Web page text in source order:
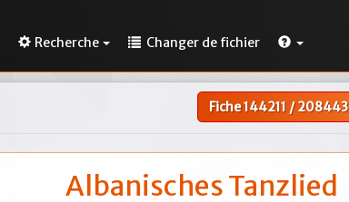
Recherche Changer de fichier
Fiche144211/208443
Albanisches Tanzlied